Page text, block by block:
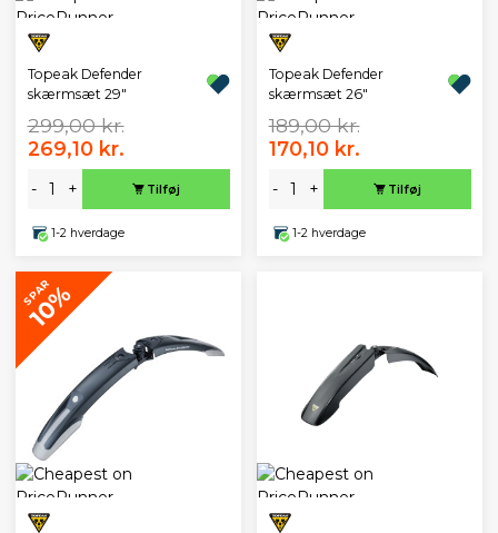
Topeak Defender
skærmsæt 29"
299,00 kr.
269,10 kr.
- + Tilføj
1-2 hverdage
Topeak Defender
skærmsæt 26"
189,00 kr.
170,10 kr.
- + Tilføj
1-2 hverdage
SPAR
10%